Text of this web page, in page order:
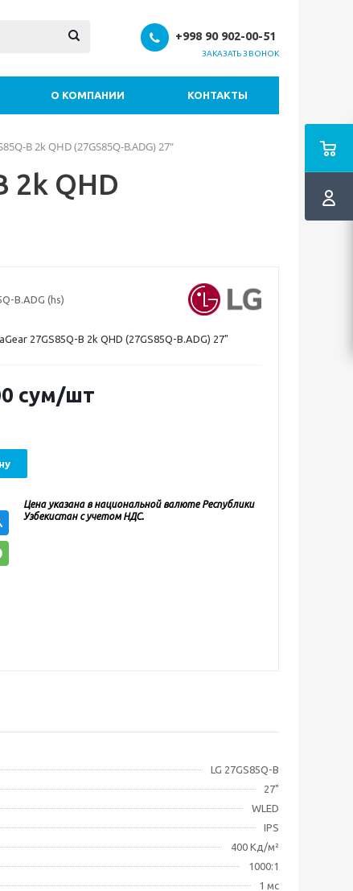
+998 90 902-00-51
ЗАКАЗАТЬ ЗВОНОК
О КОМПАНИИ КОНТАКТЫ
B 2k QHD (27GS85Q-B.ADG) 27"
2k QHD
B.ADG (hs)
27GS85Q-B 2k QHD (27GS85Q-B.ADG) 27"
сум/шт
Цена указана в национальной валюте Республики
Узбекистан с учетом НДС.
LG 27GS85Q-B
27"
WLED
IPS
400 Кд/м²
1000:1
1 мс